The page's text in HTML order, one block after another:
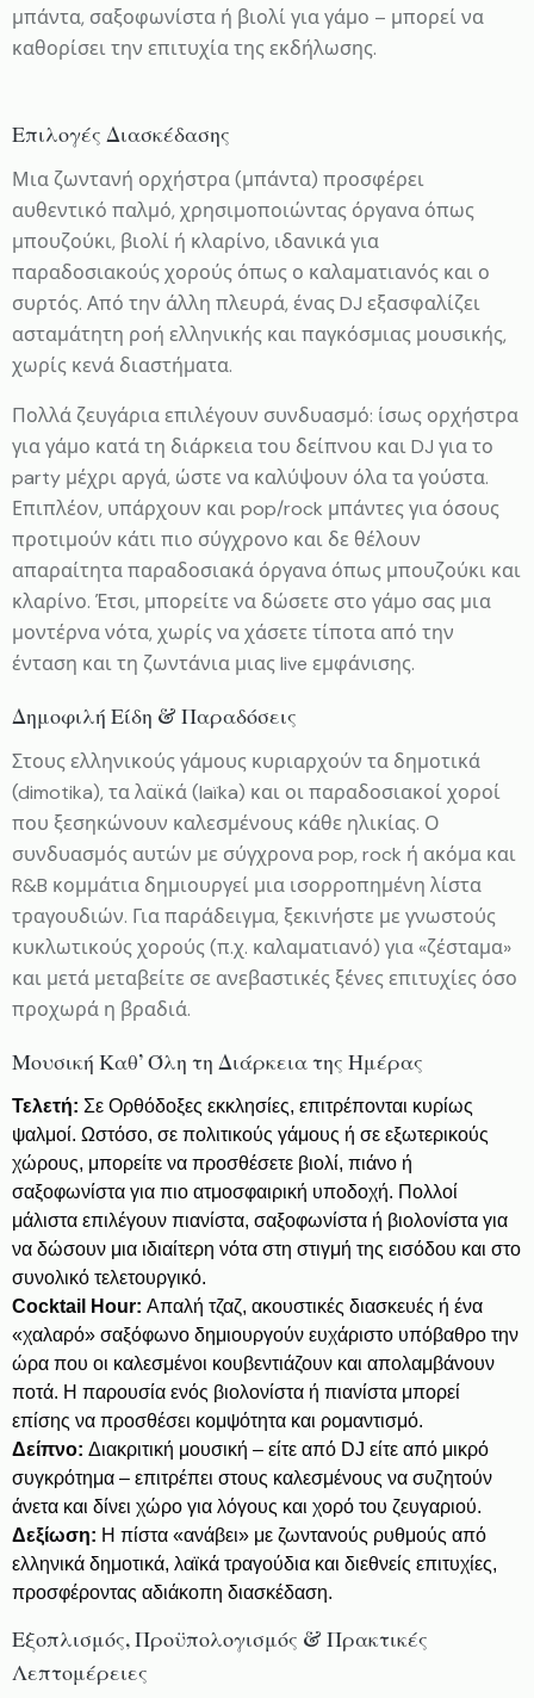
μπάντα, σαξοφωνίστα ή βιολί για γάμο – μπορεί να
καθορίσει την επιτυχία της εκδήλωσης.
Επιλογές Διασκέδασης
Μια ζωντανή ορχήστρα (μπάντα) προσφέρει
αυθεντικό παλμό, χρησιμοποιώντας όργανα όπως
μπουζούκι, βιολί ή κλαρίνο, ιδανικά για
παραδοσιακούς χορούς όπως ο καλαματιανός και ο
συρτός. Από την άλλη πλευρά, ένας DJ εξασφαλίζει
ασταμάτητη ροή ελληνικής και παγκόσμιας μουσικής,
χωρίς κενά διαστήματα.
Πολλά ζευγάρια επιλέγουν συνδυασμό: ίσως ορχήστρα
για γάμο κατά τη διάρκεια του δείπνου και DJ για το
party μέχρι αργά, ώστε να καλύψουν όλα τα γούστα.
Επιπλέον, υπάρχουν και pop/rock μπάντες για όσους
προτιμούν κάτι πιο σύγχρονο και δε θέλουν
απαραίτητα παραδοσιακά όργανα όπως μπουζούκι και
κλαρίνο. Έτσι, μπορείτε να δώσετε στο γάμο σας μια
μοντέρνα νότα, χωρίς να χάσετε τίποτα από την
ένταση και τη ζωντάνια μιας live εμφάνισης.
Δημοφιλή Είδη & Παραδόσεις
Στους ελληνικούς γάμους κυριαρχούν τα δημοτικά
(dimotika), τα λαϊκά (laïka) και οι παραδοσιακοί χοροί
που ξεσηκώνουν καλεσμένους κάθε ηλικίας. Ο
συνδυασμός αυτών με σύγχρονα pop, rock ή ακόμα και
R&B κομμάτια δημιουργεί μια ισορροπημένη λίστα
τραγουδιών. Για παράδειγμα, ξεκινήστε με γνωστούς
κυκλωτικούς χορούς (π.χ. καλαματιανό) για «ζέσταμα»
και μετά μεταβείτε σε ανεβαστικές ξένες επιτυχίες όσο
προχωρά η βραδιά.
Μουσική Καθ’ Όλη τη Διάρκεια της Ημέρας
Τελετή: Σε Ορθόδοξες εκκλησίες, επιτρέπονται κυρίως
ψαλμοί. Ωστόσο, σε πολιτικούς γάμους ή σε εξωτερικούς
χώρους, μπορείτε να προσθέσετε βιολί, πιάνο ή
σαξοφωνίστα για πιο ατμοσφαιρική υποδοχή. Πολλοί
μάλιστα επιλέγουν πιανίστα, σαξοφωνίστα ή βιολονίστα για
να δώσουν μια ιδιαίτερη νότα στη στιγμή της εισόδου και στο
συνολικό τελετουργικό.
Cocktail Hour: Απαλή τζαζ, ακουστικές διασκευές ή ένα
«χαλαρό» σαξόφωνο δημιουργούν ευχάριστο υπόβαθρο την
ώρα που οι καλεσμένοι κουβεντιάζουν και απολαμβάνουν
ποτά. Η παρουσία ενός βιολονίστα ή πιανίστα μπορεί
επίσης να προσθέσει κομψότητα και ρομαντισμό.
Δείπνο: Διακριτική μουσική – είτε από DJ είτε από μικρό
συγκρότημα – επιτρέπει στους καλεσμένους να συζητούν
άνετα και δίνει χώρο για λόγους και χορό του ζευγαριού.
Δεξίωση: Η πίστα «ανάβει» με ζωντανούς ρυθμούς από
ελληνικά δημοτικά, λαϊκά τραγούδια και διεθνείς επιτυχίες,
προσφέροντας αδιάκοπη διασκέδαση.
Εξοπλισμός, Προϋπολογισμός & Πρακτικές
Λεπτομέρειες